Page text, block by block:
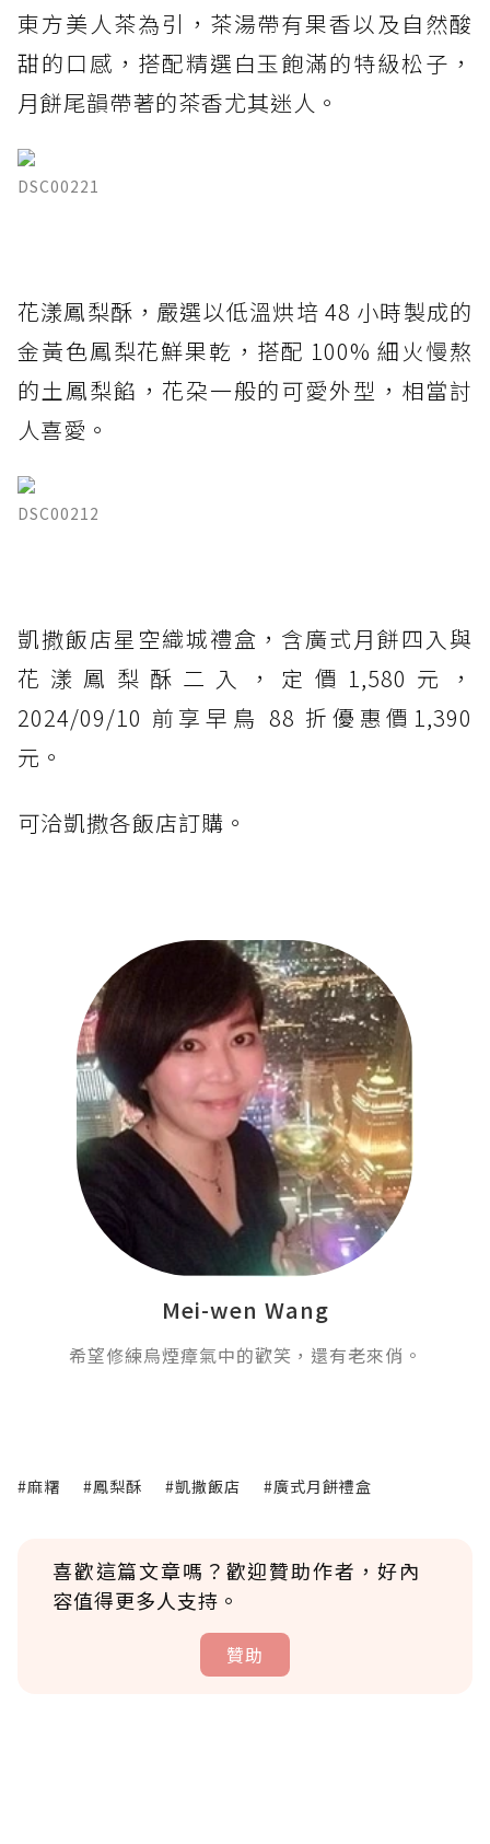
東方美人茶為引，茶湯帶有果香以及自然酸
甜的口感，搭配精選白玉飽滿的特級松子，
月餅尾韻帶著的茶香尤其迷人。
DSC00221
花漾鳳梨酥，嚴選以低溫烘培 48 小時製成的
金黃色鳳梨花鮮果乾，搭配 100% 細火慢熬
的土鳳梨餡，花朶一般的可愛外型，相當討
人喜愛。
DSC00212
凱撒飯店星空織城禮盒，含廣式月餅四入與
花漾鳳梨酥二入，定價1,580元，
2024/09/10 前享早鳥 88 折優惠價1,390
元。
可洽凱撒各飯店訂購。
Mei-wen Wang
希望修練烏煙瘴氣中的歡笑，還有老來俏。
#麻糬 #鳳梨酥 #凱撒飯店 #廣式月餅禮盒
喜歡這篇文章嗎？歡迎贊助作者，好內
容值得更多人支持。
贊助